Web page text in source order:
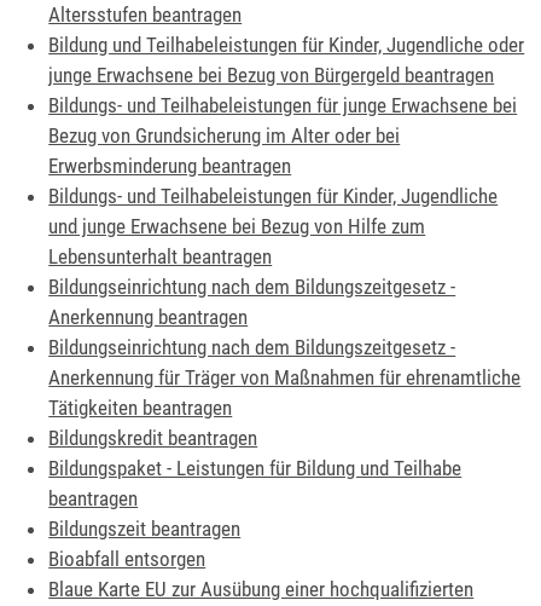
Altersstufen beantragen
Bildung und Teilhabeleistungen für Kinder, Jugendliche oder
junge Erwachsene bei Bezug von Bürgergeld beantragen
Bildungs- und Teilhabeleistungen für junge Erwachsene bei
Bezug von Grundsicherung im Alter oder bei
Erwerbsminderung beantragen
Bildungs- und Teilhabeleistungen für Kinder, Jugendliche
und junge Erwachsene bei Bezug von Hilfe zum
Lebensunterhalt beantragen
Bildungseinrichtung nach dem Bildungszeitgesetz -
Anerkennung beantragen
Bildungseinrichtung nach dem Bildungszeitgesetz -
Anerkennung für Träger von Maßnahmen für ehrenamtliche
Tätigkeiten beantragen
Bildungskredit beantragen
Bildungspaket - Leistungen für Bildung und Teilhabe
beantragen
Bildungszeit beantragen
Bioabfall entsorgen
Blaue Karte EU zur Ausübung einer hochqualifizierten